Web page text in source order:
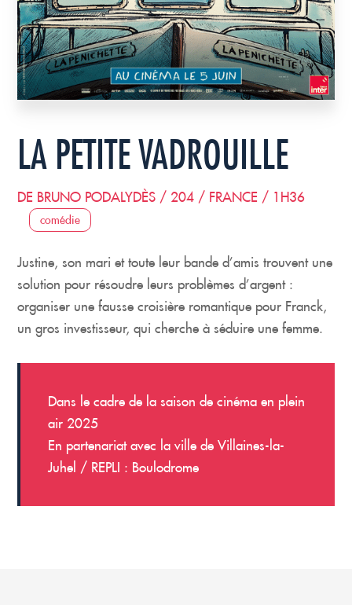
LA PETITE VADROUILLE
DE BRUNO PODALYDÈS / 204 / FRANCE / 1H36
comédie
Justine, son mari et toute leur bande d’amis trouvent une
solution pour résoudre leurs problèmes d’argent :
organiser une fausse croisière romantique pour Franck,
un gros investisseur, qui cherche à séduire une femme.
Dans le cadre de la saison de cinéma en plein
air 2025
En partenariat avec la ville de Villaines-la-
Juhel / REPLI : Boulodrome